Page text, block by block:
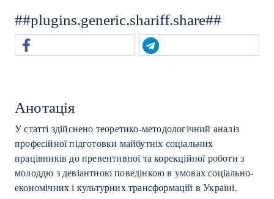
##plugins.generic.shariff.share##
Анотація
У статті здійснено теоретико-методологічний аналіз
професійної підготовки майбутніх соціальних
працівників до превентивної та корекційної роботи з
молоддю з девіантною поведінкою в умовах соціально-
економічних і культурних трансформацій в Україні.